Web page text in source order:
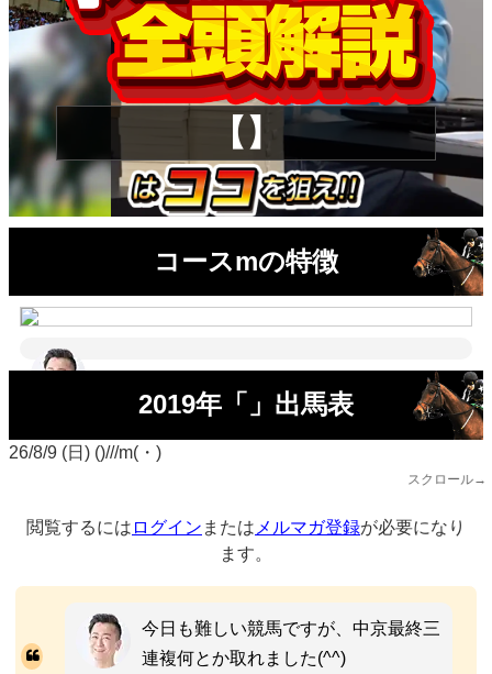
【】
コースmの特徴
2019年「」出馬表
26/8/9 (日) ()///m(・)
スクロール→
閲覧するには ログイン または メルマガ登録が必要になり
ます。
今日も難しい競馬ですが、中京最終三
連複何とか取れました(^^)